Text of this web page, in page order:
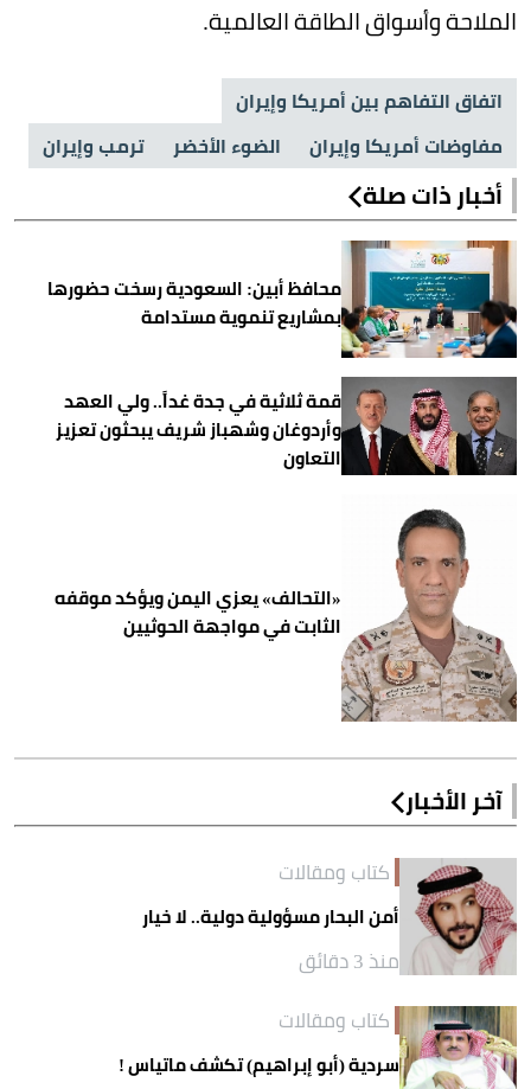
الملاحة وأسواق الطاقة العالمية.
اتفاق التفاهم بين أمريكا وإيران
مفاوضات أمريكا وإيران
الضوء الأخضر ترمب وإيران
أخبار ذات صلة
محافظ أبين: السعودية رسخت حضورها
بمشاريع تنموية مستدامة
قمة ثلاثية في جدة غداً.. ولي العهد
وأردوغان وشهباز شريف يبحثون تعزيز
التعاون
«التحالف» يعزي اليمن ويؤكد موقفه
الثابت في مواجهة الحوثيين
آخر الأخبار
كتاب ومقالات
أمن البحار مسؤولية دولية.. لا خيار
منذ 3 دقائق
كتاب ومقالات
سردية (أبو إبراهيم) تكشف ماتياس !